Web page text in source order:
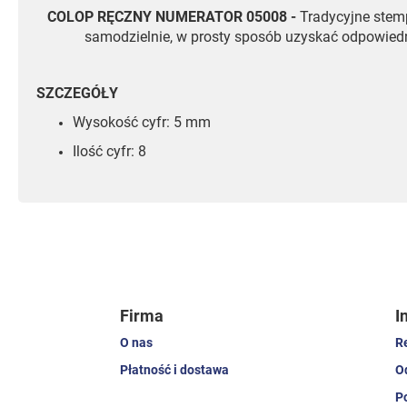
COLOP RĘCZNY NUMERATOR 05008 -Tradycyjne
samodzielnie, w prosty sposób uzyskać
SZCZEGÓŁY
Wysokość cyfr: 5 mm
Ilość cyfr: 8
Firma
O nas
Płatność i dostawa